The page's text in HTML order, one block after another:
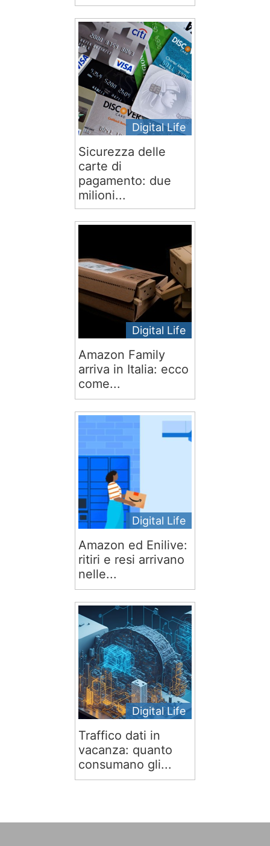
Digital Life
Sicurezza delle
carte di
pagamento: due
milioni...
Digital Life
Amazon Family
arriva in Italia: ecco
come...
Digital Life
Amazon ed Enilive:
ritiri e resi arrivano
nelle...
Digital Life
Traffico dati in
vacanza: quanto
consumano gli...